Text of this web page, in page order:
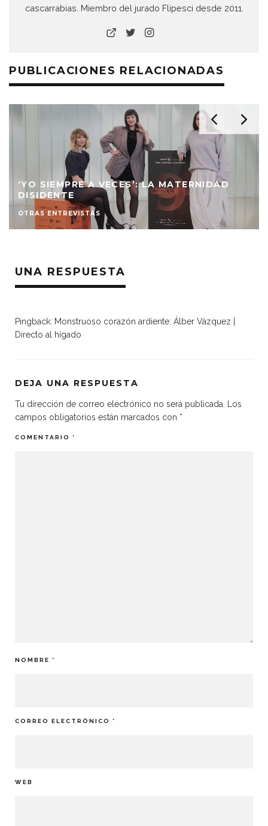
cascarrabias. Miembro del jurado Flipesci desde 2011.
PUBLICACIONES RELACIONADAS
“EL ARMARIO SIEMPRE ESTÁ AHÍ”:
ENTREVISTA A LOS MORIARTI POR
MASPALOMAS
CINE
FESTIVAL DE SAN SEBASTIÁN 2025
FESTIVALES DE CINE
UNA RESPUESTA
Pingback: Monstruoso corazón ardiente: Álber Vázquez |
Directo al hígado
DEJA UNA RESPUESTA
Tu dirección de correo electrónico no será publicada.
Los
campos obligatorios están marcados con *
COMENTARIO *
NOMBRE *
CORREO ELECTRÓNICO *
WEB